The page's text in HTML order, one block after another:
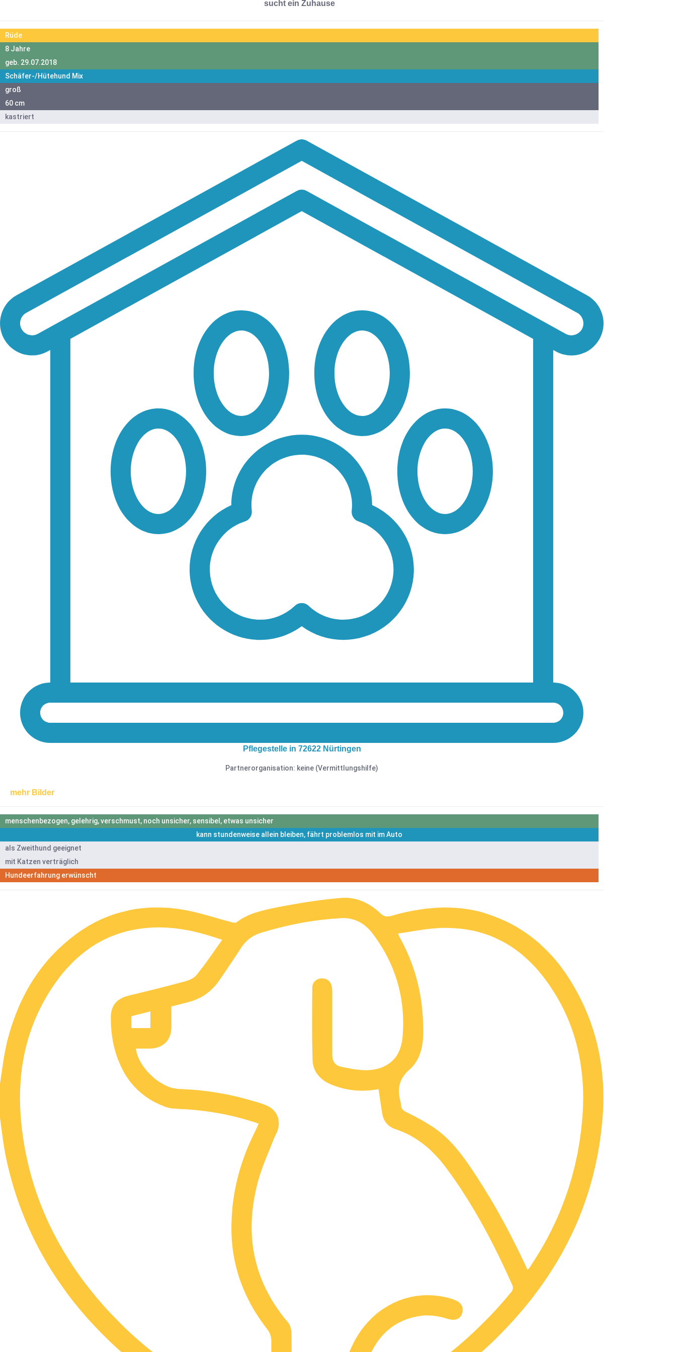
sucht ein Zuhause
Rüde
8 Jahre
geb. 29.07.2018
Schäfer-/Hütehund Mix
groß
60 cm
kastriert
Pflegestelle in 72622 Nürtingen
Partnerorganisation: keine (Vermittlungshilfe)
mehr Bilder
menschenbezogen, gelehrig, verschmust, noch unsicher, sensibel, etwas unsicher
kann stundenweise allein bleiben, fährt problemlos mit im Auto
als Zweithund geeignet
mit Katzen verträglich
Hundeerfahrung erwünscht